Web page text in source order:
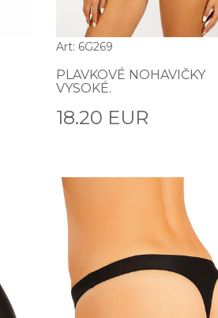
Art: 6G269
PLAVKOVÉ NOHAVIČKY
VYSOKÉ.
18.20 EUR